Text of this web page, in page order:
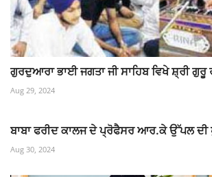
ਗੁਰਦੁਆਰਾ ਭਾਈ ਜਗਤਾ ਜੀ ਸਾਹਿਬ ਵਿਖੇ ਸ਼੍ਰੀ ਗੁਰੂ
Aug 29, 2024
ਬਾਬਾ ਫਰੀਦ ਕਾਲਜ ਦੇ ਪ੍ਰੋਫੈਸਰ ਆਰ.ਕੇ ਉੱਪਲ ਦੀ
Aug 30, 2024